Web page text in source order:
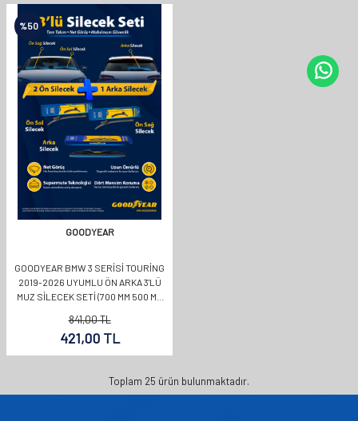
%50
GOODYEAR
GOODYEAR BMW 3 SERISI TOURING
2019-2026 UYUMLU ÖN ARKA 3'LÜ
MUZ SILECEK SETI (700 MM 500 MM
841,00TL
421,00TL
Toplam 25 ürün bulunmaktadır.